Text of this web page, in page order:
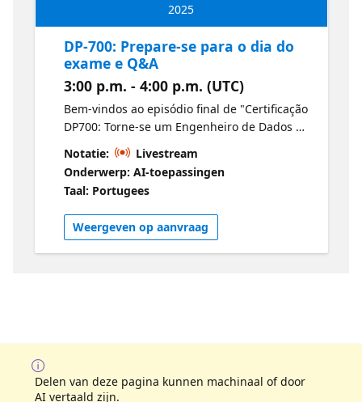
2025
DP-700: Prepare-se para o dia do
exame e Q&A
3:00 p.m. - 4:00 p.m. (UTC)
Bem-vindos ao episódio final de "Certificação
DP700: Torne-se um Engenheiro de Dados do
Fabric". Faça suas perguntas finais aos
nossos especialistas e aprenda dicas e
truques para o dia do exame. Microsoft
Certified: Fabric Data Engineer Associate
Notatie:
Livestream
Onderwerp: AI-toepassingen
Taal: Portugees
Weergeven op aanvraag
Delen van deze pagina kunnen machinaal of door
AI vertaald zijn.